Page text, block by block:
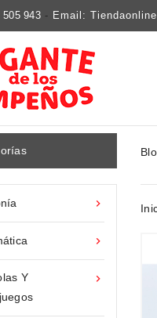
505 943 - Email:



Y